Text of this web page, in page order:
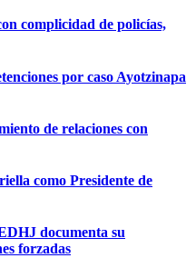
complicidad de policías,
por caso Ayotzinapa
de relaciones con
como Presidente de
documenta su
forzadas